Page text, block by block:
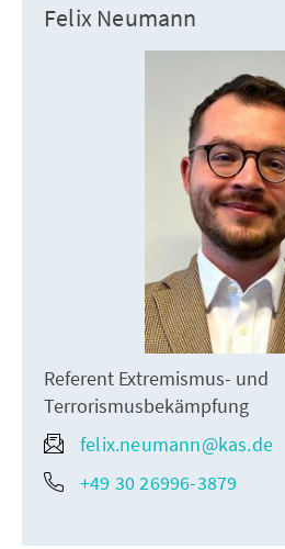
Felix Neumann
Referent Extremismus- und
Terrorismusbekämpfung
felix.neumann@kas.de
+49 30 26996-3879